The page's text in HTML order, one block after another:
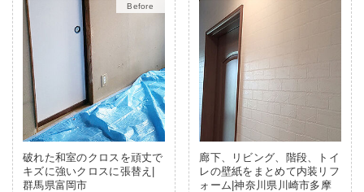
After
破れた和室のクロスを頑丈で
キズに強いクロスに張替え|
群馬県富岡市
廊下、リビング、階段、トイ
レの壁紙をまとめて内装リフ
ォーム|神奈川県川崎市多摩